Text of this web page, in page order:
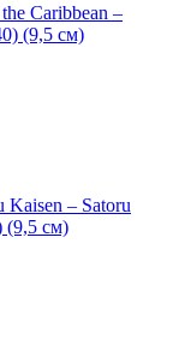
Caribbean –
(9,5 см)
Kaisen – Satoru
(9,5 см)